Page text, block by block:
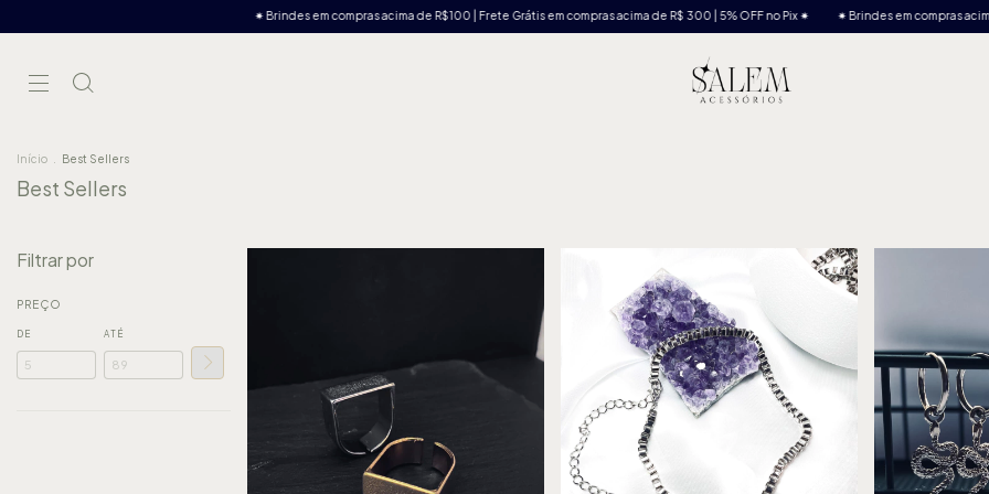
✷ Brindes em compras acima de R$100 | Frete Grátis em compras acima de R$ 300 | 5% OFF no Pix ✷ ✷ Brindes em compras acima de R$100 |
Início Best Sellers
Best Sellers
Filtrar por
PREÇO
DE ATÉ